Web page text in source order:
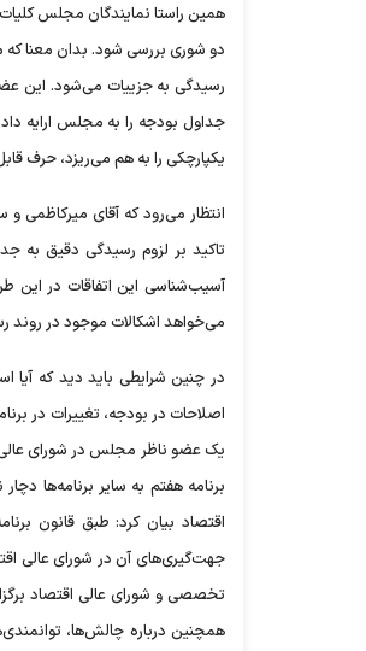
دو شوری بررسی شود. بدان معنا که
رسیدگی به جزییات می‌شود. این
جداول بودجه را به مجلس ارایه
یکپارچکی را به هم می‌ریزد، حرف
انتظار می‌رود که آقای میرکاظمی و
تاکید بر لزوم رسیدگی دقیق به
آسیب‌شناسی این اتفاقات در این
می‌خواهد اشکالات موجود در روند
در چنین شرایطی باید دید که آیا
اصلاحات در بودجه، تغییرات در
یک عضو ناظر مجلس در شورای عالی
برنامه هفتم به سایر برنامه‌ها
اقتصاد بیان کرد: طبق قانون
جهت‌گیری‌های آن در شورای عالی
تخصصی و شورای عالی اقتصاد
همچنین درباره چالش‌ها،